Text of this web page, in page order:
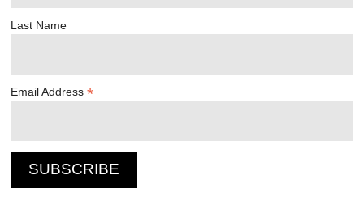
Last Name
Email Address*